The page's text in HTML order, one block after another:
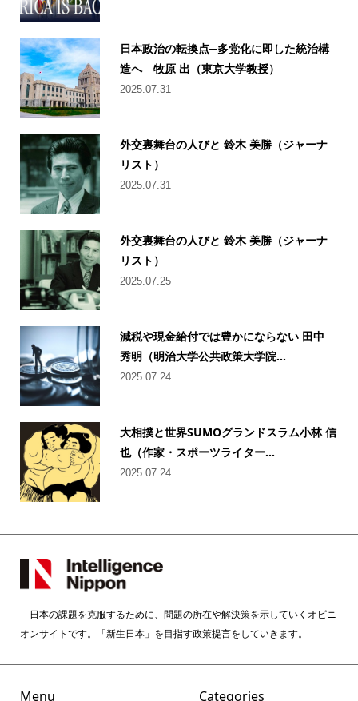
日本政治の転換点─多党化に即した統治構
造へ 牧原 出（東京大学教授）
2025.07.31
外交裏舞台の人びと 鈴木 美勝（ジャーナ
リスト）
2025.07.31
外交裏舞台の人びと 鈴木 美勝（ジャーナ
リスト）
2025.07.25
減税や現金給付では豊かにならない 田中
秀明（明治大学公共政策大学院...
2025.07.24
大相撲と世界SUMOグランドスラム小林 信
也（作家・スポーツライター...
2025.07.24
日本の課題を克服するために、問題の所在や解決策を示していくオピニ
オンサイトです。「新生日本」を目指す政策提言をしていきます。
Menu Categories